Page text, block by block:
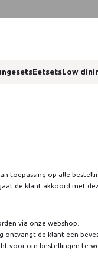
EetsetsLow
toepassing op alle
de klant akkoord met
via onze webshop.
ontvangt de klant een
voor om bestellingen te